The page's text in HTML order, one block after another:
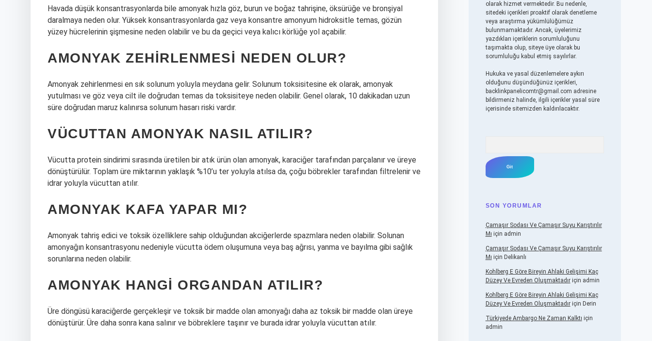
Havada düşük konsantrasyonlarda bile amonyak hızla göz, burun ve boğaz tahrişine, öksürüğe ve bronşiyal
daralmaya neden olur. Yüksek konsantrasyonlarda gaz veya konsantre amonyum hidroksitle temas, gözün
yüzey hücrelerinin şişmesine neden olabilir ve bu da geçici veya kalıcı körlüğe yol açabilir.
AMONYAK ZEHIRLENMESI NEDEN OLUR?
Amonyak zehirlenmesi en sık solunum yoluyla meydana gelir. Solunum toksisitesine ek olarak, amonyak
yutulması ve göz veya cilt ile doğrudan temas da toksisiteye neden olabilir. Genel olarak, 10 dakikadan uzun
süre doğrudan maruz kalınırsa solunum hasarı riski vardır.
VÜCUTTAN AMONYAK NASIL ATILIR?
Vücutta protein sindirimi sırasında üretilen bir atık ürün olan amonyak, karaciğer tarafından parçalanır ve üreye
dönüştürülür. Toplam üre miktarının yaklaşık %10’u ter yoluyla atılsa da, çoğu böbrekler tarafından filtrelenir ve
idrar yoluyla vücuttan atılır.
AMONYAK KAFA YAPAR MI?
Amonyak tahriş edici ve toksik özelliklere sahip olduğundan akciğerlerde spazmlara neden olabilir. Solunan
amonyağın konsantrasyonu nedeniyle vücutta ödem oluşumuna veya baş ağrısı, yanma ve bayılma gibi sağlık
sorunlarına neden olabilir.
AMONYAK HANGI ORGANDAN ATILIR?
Üre döngüsü karaciğerde gerçekleşir ve toksik bir madde olan amonyağı daha az toksik bir madde olan üreye
dönüştürür. Üre daha sonra kana salınır ve böbreklere taşınır ve burada idrar yoluyla vücuttan atılır.
olarak hizmet vermektedir. Bu nedenle,
sitedeki içerikleri proaktif olarak denetleme
veya araştırma yükümlülüğümüz
bulunmamaktadır. Ancak, üyelerimiz
yazdıkları içeriklerin sorumluluğunu
taşımakta olup, siteye üye olarak bu
sorumluluğu kabul etmiş sayılırlar.
Hukuka ve yasal düzenlemelere aykırı
olduğunu düşündüğünüz içerikleri,
backlinkpanelicomtr@gmail.com adresine
bildirmeniz halinde, ilgili içerikler yasal süre
içerisinde sitemizden kaldırılacaktır.
SON YORUMLAR
Çamaşır Sodası Ve Çamaşır Suyu Karıştırılır
Mı için admin
Çamaşır Sodası Ve Çamaşır Suyu Karıştırılır
Mı için Delikanlı
Kohlberg E Göre Bireyin Ahlaki Gelişimi Kaç
Düzey Ve Evreden Oluşmaktadıriçin admin
Kohlberg E Göre Bireyin Ahlaki Gelişimi Kaç
Düzey Ve Evreden Oluşmaktadıriçin Derin
Türkiyede Ambargo Ne Zaman Kalktı için
admin